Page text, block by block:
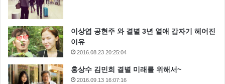
이상엽 공현주 와 결별 3년 열애 갑자기 헤어진
이유
2016.08.23 20:25:04
홍상수 김민희 결별 미래를 위해서~
2016.09.13 16:07:16